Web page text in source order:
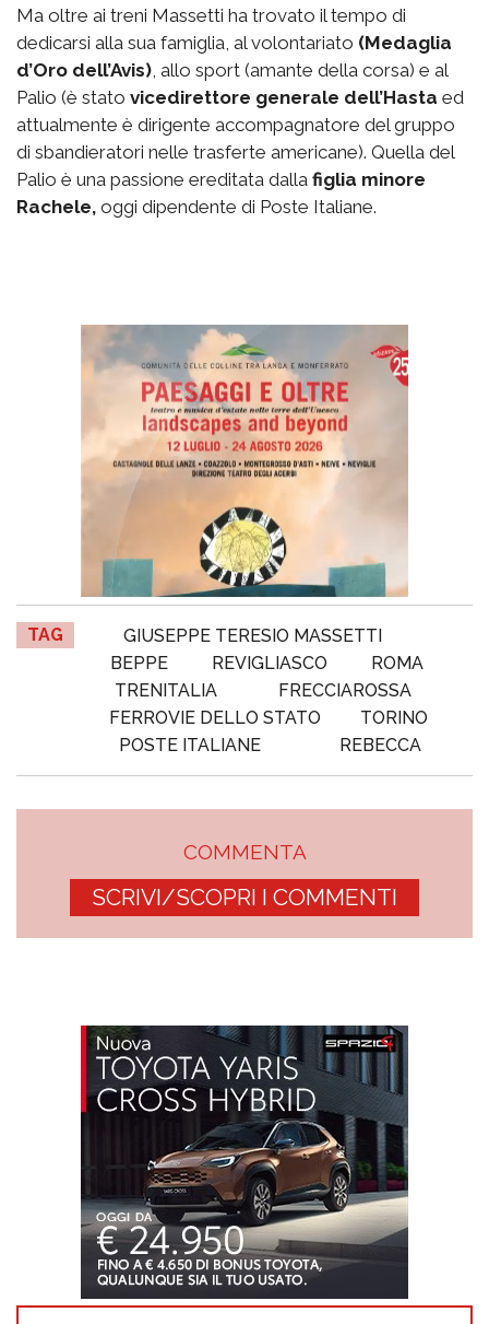
Ma oltre ai treni Massetti ha trovato il tempo di
dedicarsi alla sua famiglia, al volontariato (Medaglia
d’Oro dell’Avis) , allo sport (amante della corsa) e al
Palio (è stato vicedirettore generale dell’Hasta ed
attualmente è dirigente accompagnatore del gruppo
di sbandieratori nelle trasferte americane). Quella del
Palio è una passione ereditata dalla figlia minore
Rachele, oggi dipendente di Poste Italiane.
TAG
GIUSEPPE TERESIO MASSETTI
BEPPE
REVIGLIASCO
ROMA
TRENITALIA
FRECCIAROSSA
FERROVIE DELLO STATO
TORINO
POSTE ITALIANE
REBECCA
COMMENTA
SCRIVI/SCOPRI I COMMENTI